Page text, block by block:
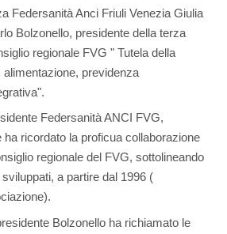
Federsanità Anci Friuli Venezia Giulia
Bolzonello, presidente della terza
regionale FVG " Tutela della
previdenza
Federsanità ANCI FVG,
ricordato la proficua collaborazione
regionale del FVG, sottolineando
a partire dal 1996 (
Bolzonello ha richiamato le